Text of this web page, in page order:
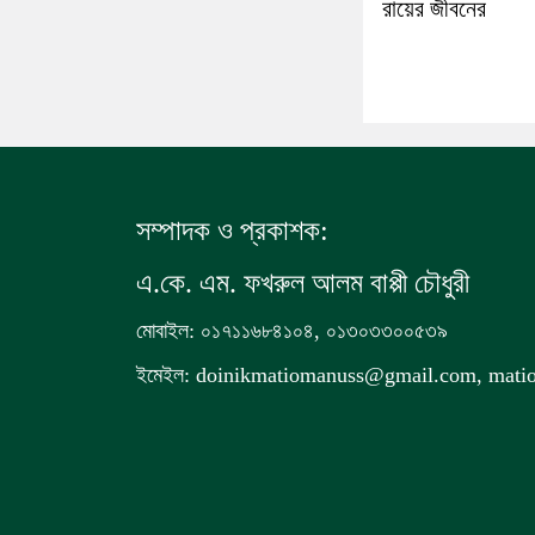
রায়ের জীবনের
সম্পাদক ও প্রকাশক:
এ.কে. এম. ফখরুল আলম বাপ্পী চৌধুরী
মোবাইল: ০১৭১১৬৮৪১০৪, ০১৩০৩৩০০৫৩৯
ইমেইল: doinikmatiomanuss@gmail.com,